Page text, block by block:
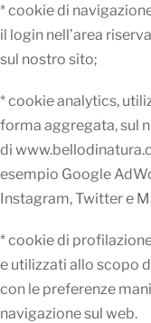
* cookie di
il login nell’area
sul nostro sito;
* cookie analytics,
forma aggregata, sul
di
esempio Google
Instagram, Twitter e
* cookie di
e utilizzati allo scopo
con le preferenze
navigazione sul web.